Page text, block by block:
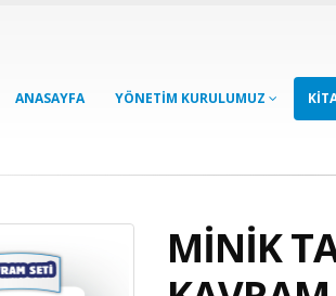
ANASAYFA YÖNETİM KURULUMUZ
MİNİK